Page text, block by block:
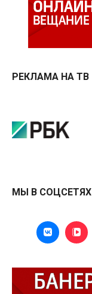
РЕКЛАМА НА ТВ
МЫ В СОЦСЕТЯХ